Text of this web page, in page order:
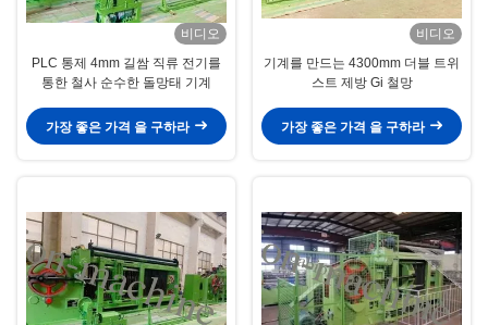
비디오
PLC 통제 4mm 길쌈 직류 전기를
통한 철사 순수한 돌망태 기계
가장 좋은 가격 을 구하라
비디오
기계를 만드는 4300mm 더블 트위
스트 제방 Gi 철망
가장 좋은 가격 을 구하라